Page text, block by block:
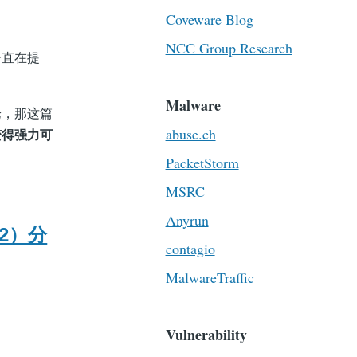
在提
那这篇
强力可
）分
Coveware Blog
NCC Group Research
Malware
abuse.ch
PacketStorm
MSRC
Anyrun
contagio
MalwareTraffic
Vulnerability